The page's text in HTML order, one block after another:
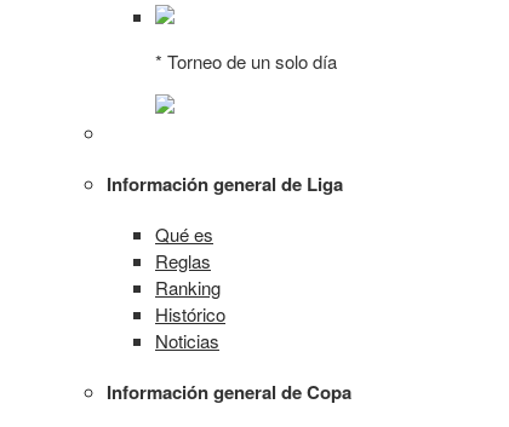
* Torneo de un solo día
Información general de Liga
Qué es
Reglas
Ranking
Histórico
Noticias
Información general de Copa